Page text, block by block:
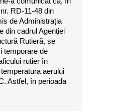
RD-11-48 din
de Administrația
din cadrul Agenției
Rutieră, se
temporare de
rutier în
aerului
Astfel, în perioada